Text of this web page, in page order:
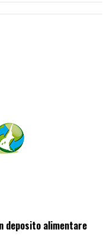
deposito alimentare